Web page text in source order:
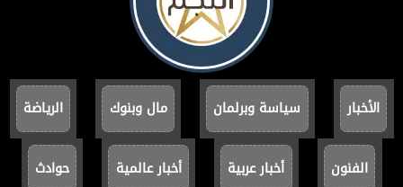
الأخبار سياسة وبرلمان مال وبنوك الرياضة
الفنون أخبار عربية أخبار عالمية حوادث